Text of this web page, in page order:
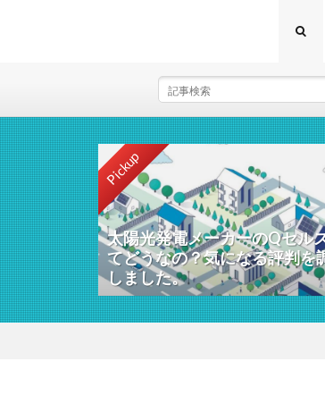
Pickup
太陽光発電メーカーのQセル
てどうなの？気になる評判を
しました。